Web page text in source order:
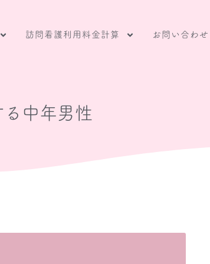
訪問看護利用料金計算 お問い合わせ
る中年男性